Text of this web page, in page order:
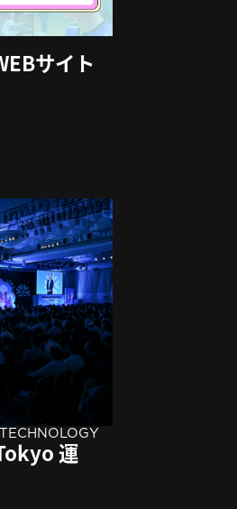
サイト
TECHNOLOGY
運